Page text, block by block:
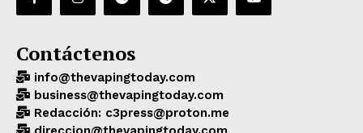
Contáctenos
info@thevapingtoday.com
business@thevapingtoday.com
Redacción: c3press@proton.me